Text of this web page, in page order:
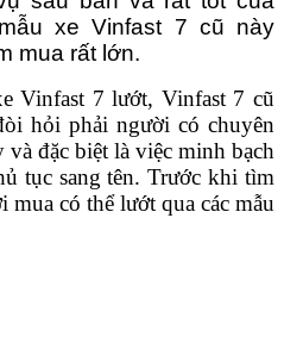
xe Vinfast 7 cũ này
mua rất lớn.
Vinfast 7 lướt, Vinfast 7 cũ
hỏi phải người có chuyên
đặc biệt là việc minh bạch
tục sang tên. Trước khi tìm
có thể lướt qua các mẫu